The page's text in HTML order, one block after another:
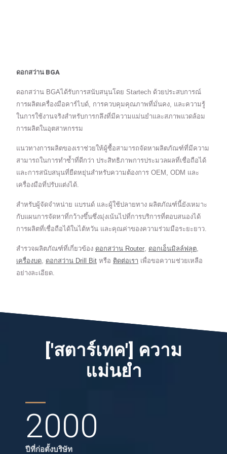
ดอกสว่าน BGA
ดอกสว่าน BGAได้รับการสนับสนุนโดย Startech ด้วยประสบการณ์
การผลิตเครื่องมือคาร์ไบด์, การควบคุมคุณภาพที่มั่นคง, และความรู้
ในการใช้งานจริงสำหรับการกลึงที่มีความแม่นยำและสภาพแวดล้อม
การผลิตในอุตสาหกรรม
แนวทางการผลิตของเราช่วยให้ผู้ซื้อสามารถจัดหาผลิตภัณฑ์ที่มีความ
สามารถในการทำซ้ำที่ดีกว่า ประสิทธิภาพการประมวลผลที่เชื่อถือได้
และการสนับสนุนที่ยืดหยุ่นสำหรับความต้องการ OEM, ODM และ
เครื่องมือที่ปรับแต่งได้.
สำหรับผู้จัดจำหน่าย แบรนด์ และผู้ใช้ปลายทาง ผลิตภัณฑ์นี้ยังเหมาะ
กับแผนการจัดหาที่กว้างขึ้นซึ่งมุ่งเน้นไปที่การบริการที่ตอบสนองได้
การผลิตที่เชื่อถือได้ในไต้หวัน และคุณค่าของความร่วมมือระยะยาว.
สำรวจผลิตภัณฑ์ที่เกี่ยวข้อง ดอกสว่าน Router, ดอกเอ็นมิลล์ฟลุต,
เครื่องบด, ดอกสว่าน Drill Bit หรือ ติดต่อเรา เพื่อขอความช่วยเหลือ
อย่างละเอียด.
['สตาร์เทค'] ความ
แม่นยำ
2000
ปีที่ก่อตั้งบริษัท